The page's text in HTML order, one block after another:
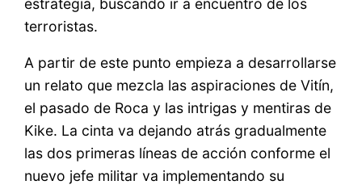
terroristas.
A partir de este punto empieza a desarrollarse
un relato que mezcla las aspiraciones de Vitín,
el pasado de Roca y las intrigas y mentiras de
Kike. La cinta va dejando atrás gradualmente
las dos primeras líneas de acción conforme el
nuevo jefe militar va implementando su